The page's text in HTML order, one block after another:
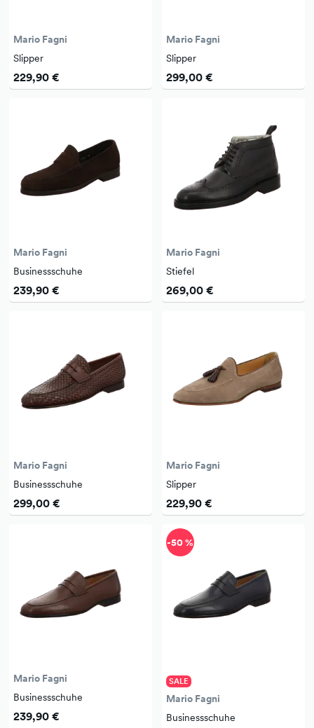
Mario Fagni
Slipper
229,90 €
Mario Fagni
Slipper
299,00 €
Mario Fagni
Businessschuhe
239,90 €
Mario Fagni
Stiefel
269,00 €
Mario Fagni
Businessschuhe
299,00 €
Mario Fagni
Slipper
229,90 €
Mario Fagni
Businessschuhe
239,90 €
SALE
Mario Fagni
Businessschuhe
-50 %